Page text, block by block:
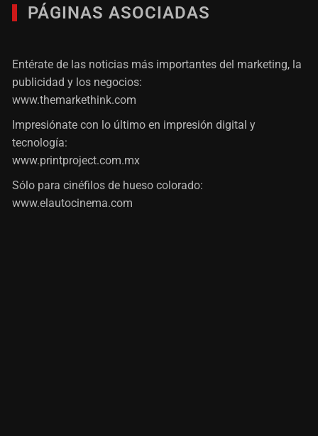
PÁGINAS ASOCIADAS
Entérate de las noticias más importantes del marketing, la
publicidad y los negocios:
www.themarkethink.com
Impresiónate con lo último en impresión digital y
tecnología:
www.printproject.com.mx
Sólo para cinéfilos de hueso colorado:
www.elautocinema.com